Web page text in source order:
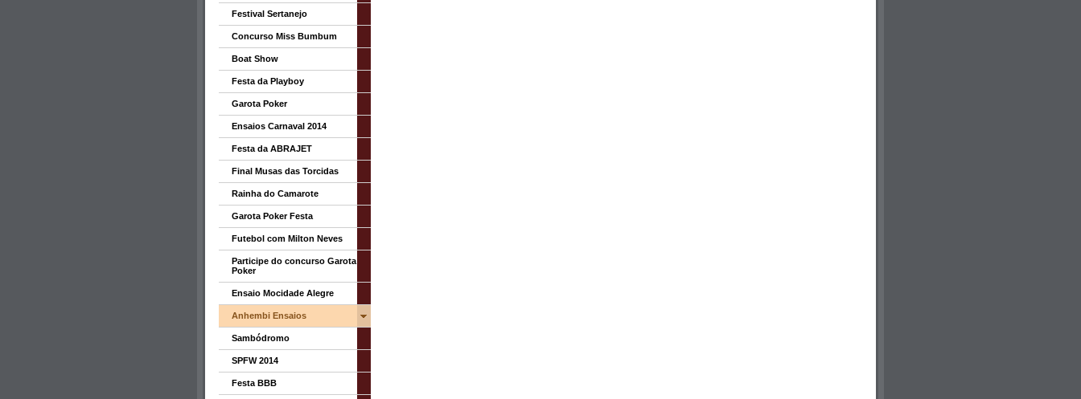
Festival Sertanejo
Concurso Miss Bumbum
Boat Show
Festa da Playboy
Garota Poker
Ensaios Carnaval 2014
Festa da ABRAJET
Final Musas das Torcidas
Rainha do Camarote
Garota Poker Festa
Futebol com Milton Neves
Participe do concurso Garota
Poker
Ensaio Mocidade Alegre
Anhembi Ensaios
Sambódromo
SPFW 2014
Festa BBB